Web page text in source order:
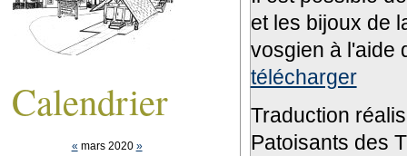
et les bijoux de
vosgien à l'aide
télécharger
Traduction
Patoisants des
Calendrier
« mars 2020 »